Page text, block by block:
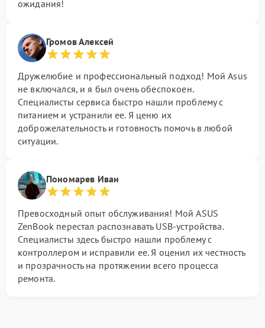
ожидания!
Громов Алексей
Дружелюбие и профессиональный подход! Мой Asus
не включался, и я был очень обеспокоен.
Специалисты сервиса быстро нашли проблему с
питанием и устранили ее. Я ценю их
доброжелательность и готовность помочь в любой
ситуации.
Пономарев Иван
Превосходный опыт обслуживания! Мой ASUS
ZenBook перестал распознавать USB-устройства.
Специалисты здесь быстро нашли проблему с
контроллером и исправили ее. Я оценил их честность
и прозрачность на протяжении всего процесса
ремонта.